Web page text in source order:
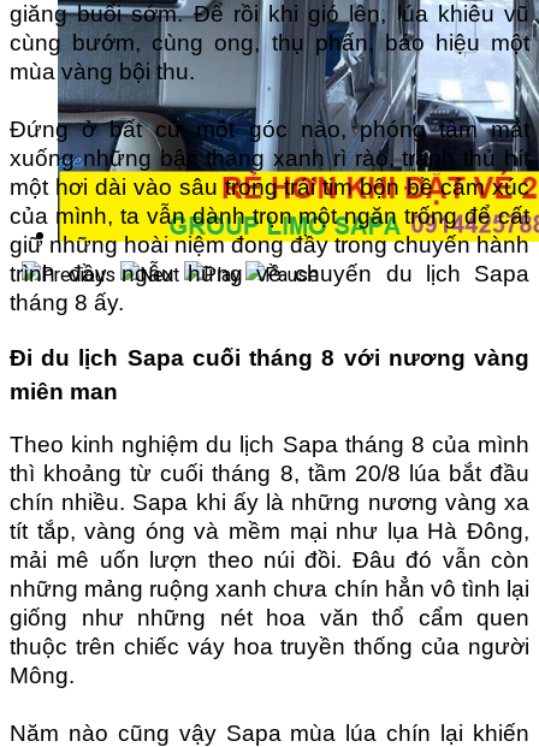
giăng buổi sớm. Để rồi khi gió lên, lúa khiêu vũ
cùng bướm, cùng ong, thụ phấn, báo hiệu một
mùa vàng bội thu.
Đứng ở bất cứ một góc nào, phóng tầm mắt
xuống những bậc thang xanh rì rào, tranh thủ hít
một hơi dài vào sâu trong trái tim bộn bề cảm xúc
của mình, ta vẫn dành trọn một ngăn trống để cất
giữ những hoài niệm đong đầy trong chuyến hành
trình đầy ngẫu hững về chuyến du lịch Sapa
tháng 8 ấy.
Đi du lịch Sapa cuối tháng 8 với nương vàng
miên man
Theo kinh nghiệm du lịch Sapa tháng 8 của mình
thì khoảng từ cuối tháng 8, tầm 20/8 lúa bắt đầu
chín nhiều. Sapa khi ấy là những nương vàng xa
tít tắp, vàng óng và mềm mại như lụa Hà Đông,
mải mê uốn lượn theo núi đồi. Đâu đó vẫn còn
những mảng ruộng xanh chưa chín hẳn vô tình lại
giống như những nét hoa văn thổ cẩm quen
thuộc trên chiếc váy hoa truyền thống của người
Mông.
Năm nào cũng vậy Sapa mùa lúa chín lại khiến